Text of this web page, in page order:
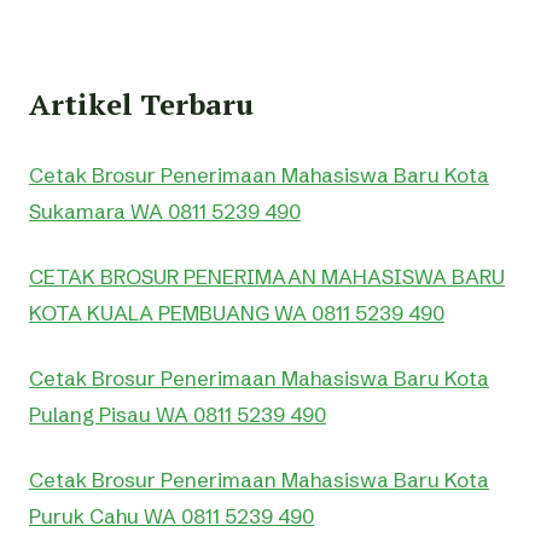
Artikel Terbaru
Cetak Brosur Penerimaan Mahasiswa Baru Kota
Sukamara WA 0811 5239 490
CETAK BROSUR PENERIMAAN MAHASISWA BARU
KOTA KUALA PEMBUANG WA 0811 5239 490
Cetak Brosur Penerimaan Mahasiswa Baru Kota
Pulang Pisau WA 0811 5239 490
Cetak Brosur Penerimaan Mahasiswa Baru Kota
Puruk Cahu WA 0811 5239 490